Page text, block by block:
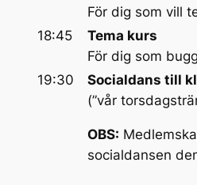
För dig som vill
18:45
Tema kurs
För dig som
19:30
Socialdans till
(”vår
OBS:
socialdansen